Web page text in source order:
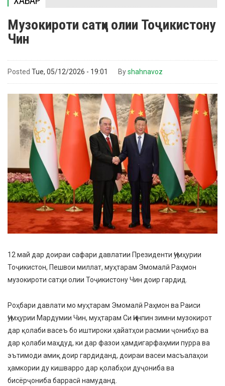
Музокироти сатҳи олии Тоҷикистону
Чин
Posted Tue, 05/12/2026 - 19:01 Byshahnavoz
12 май дар доираи сафари давлатии Президенти Ҷумҳурии
Тоҷикистон, Пешвои миллат, муҳтарам Эмомалӣ Раҳмон
музокироти сатҳи олии Тоҷикистону Чин доир гардид.
Роҳбари давлати мо муҳтарам Эмомалӣ Раҳмон ва Раиси
Ҷумҳурии Мардумии Чин, муҳтарам Си Ҷинпин зимни музокирот
дар қолаби васеъ бо иштироки ҳайатҳои расмии ҷонибҳо ва
дар қолаби маҳдуд, ки дар фазои ҳамдигарфаҳмии пурра ва
эътимоди амиқ доир гардиданд, доираи васеи масъалаҳои
ҳамкории ду кишварро дар қолабҳои дуҷониба ва
бисёрҷониба баррасӣ намуданд.